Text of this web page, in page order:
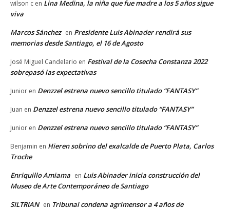
wilson c en Lina Medina, la niña que fue madre a los 5 años sigue
viva
Marcos Sánchez en Presidente Luis Abinader rendirá sus
memorias desde Santiago, el 16 de Agosto
José Miguel Candelario en Festival de la Cosecha Constanza 2022
sobrepasó las expectativas
Junior en Denzzel estrena nuevo sencillo titulado “FANTASY”
Juan en Denzzel estrena nuevo sencillo titulado “FANTASY”
Junior en Denzzel estrena nuevo sencillo titulado “FANTASY”
Benjamin en Hieren sobrino del exalcalde de Puerto Plata, Carlos
Troche
Enriquillo Amiama en Luis Abinader inicia construcción del
Museo de Arte Contemporáneo de Santiago
SILTRIAN en Tribunal condena agrimensor a 4 años de